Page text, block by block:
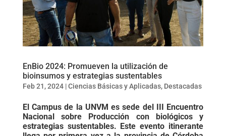
EnBio 2024: Promueven la utilización de
bioinsumos y estrategias sustentables
Feb 21, 2024|Ciencias Básicas y Aplicadas, Destacadas
El Campus de la UNVM es sede del III Encuentro
Nacional sobre Producción con biológicos y
estrategias sustentables. Este evento itinerante